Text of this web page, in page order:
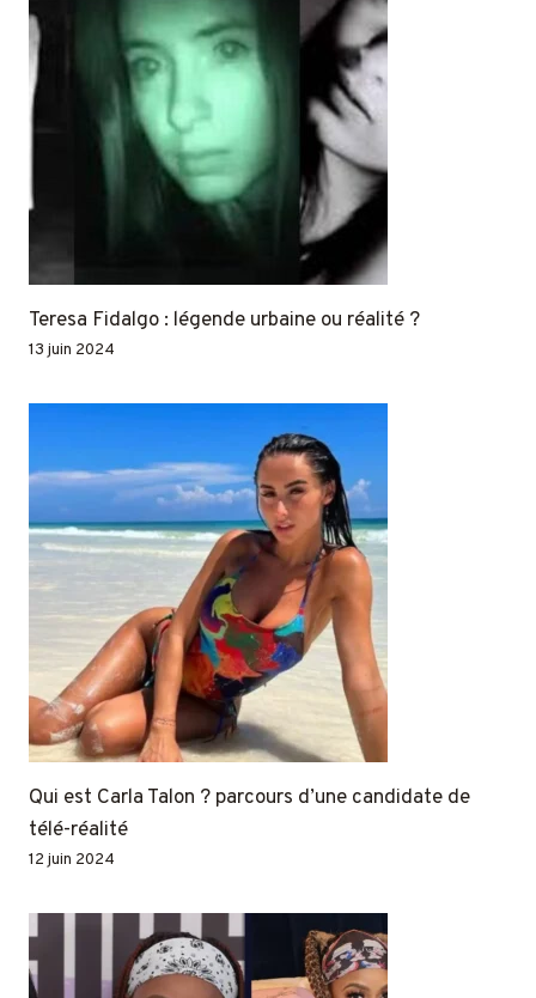
Teresa Fidalgo : légende urbaine ou réalité ?
13 juin 2024
Qui est Carla Talon ? parcours d’une candidate de
télé-réalité
12 juin 2024